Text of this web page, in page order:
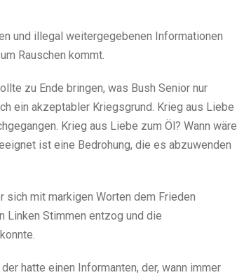
und illegal weitergegebenen Informationen
Rauschen kommt.
zu Ende bringen, was Bush Senior nur
ein akzeptabler Kriegsgrund. Krieg aus Liebe
Krieg aus Liebe zum Öl? Wann wäre
ist eine Bedrohung, die es abzuwenden
mit markigen Worten dem Frieden
Linken Stimmen entzog und die
hatte einen Informanten, der, wann immer